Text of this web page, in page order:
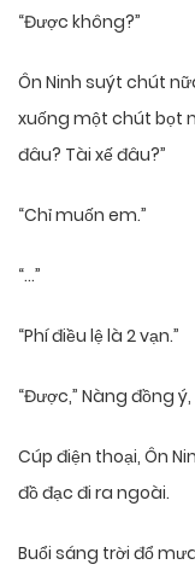
“Được không?”
Ôn Ninh suýt chút
xuống một chút bọt
đâu? Tài xế đâu?”
“Chỉ muốn em.”
“…”
“Phí điều lệ là 2 vạn.”
“Được,” Nàng đồng
Cúp điện thoại, Ôn
đồ đạc đi ra ngoài.
Buổi sáng trời đổ